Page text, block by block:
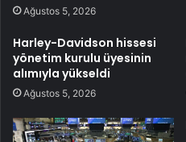
Ağustos 5, 2026
Harley-Davidson hissesi
yönetim kurulu üyesinin
alımıyla yükseldi
Ağustos 5, 2026